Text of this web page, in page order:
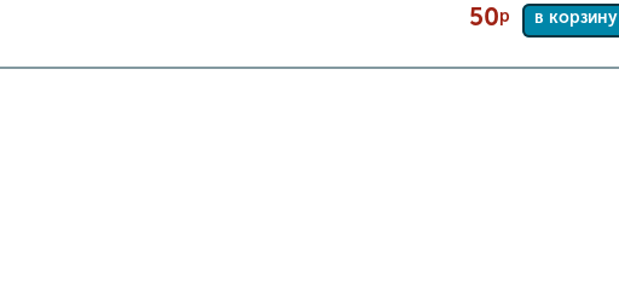
50р в корзину